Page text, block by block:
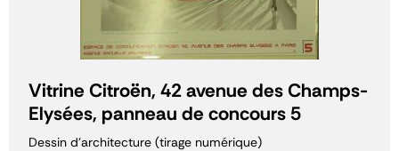
Vitrine Citroën, 42 avenue des Champs-
Elysées, panneau de concours 5
Dessin d'architecture (tirage numérique)